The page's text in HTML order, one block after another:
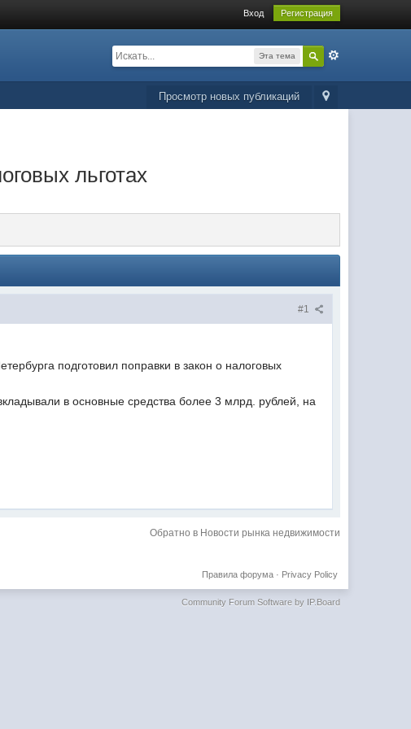
Вход Регистрация
Эта тема
Просмотр новых публикаций
льготах
#1
подготовил поправки в закон о налоговых
в основные средства более 3 млрд. рублей, на
Обратно в Новости рынка недвижимости
Privacy Policy
Правила форума·
Community Forum Software by IP.Board